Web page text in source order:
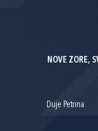
NOVE ZORE,
Duje Petrina